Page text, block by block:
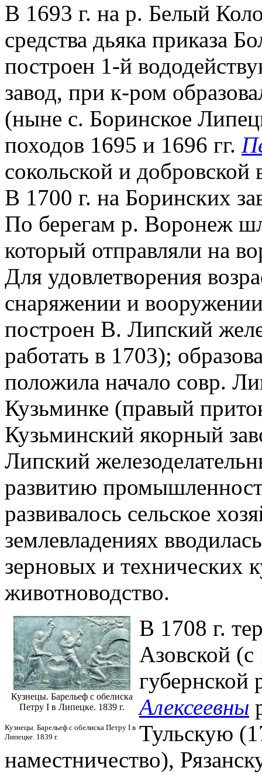
В 1693 г. на р. Белый
средства дьяка приказа
построен 1-й
завод, при к-ром
(ныне с. Боринское
походов 1695 и 1696 гг.
сокольской и добровской
В 1700 г. на Боринских
По берегам р. Воронеж
который отправляли на
Для удовлетворения
снаряжении и
построен В. Липский
работать в 1703);
положила начало совр.
Кузьминке (правый
Кузьминский якорный
Липский
развитию
развивалось сельское
землевладениях
зерновых и технических
животноводство.
Кузнецы. Барельеф с обелиска
Петру I в Липецке. 1839 г.
Кузнецы. Барельеф с обелиска Петру I в
Липецке. 1839 г.
В 1708 г.
Азовской
Алексеевны
Тульскую
наместничество),